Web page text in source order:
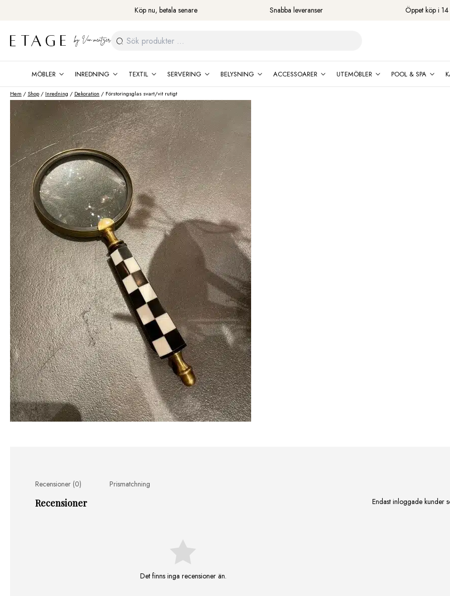
Köp nu, betala senare Snabba leveranser Öppet köp i
Sök
efter:
MÖBLER INREDNING TEXTIL SERVERING BELYSNING ACCESSOARER UTEMÖBLER POOL & SPA
Hem /Shop / Inredning / Dekoration / Förstoringsglas svart/vit rutigt
Recensioner (0) Prismatchning
Recensioner
Det finns inga recensioner än.
Endast inloggade kunder